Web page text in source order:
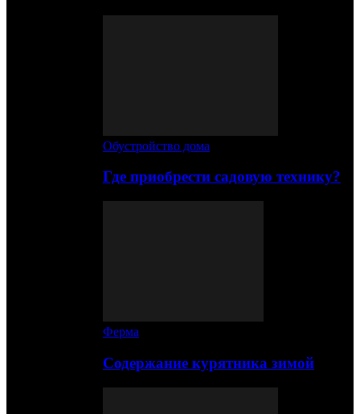
Обустройство дома
Где приобрести садовую технику?
Ферма
Содержание курятника зимой